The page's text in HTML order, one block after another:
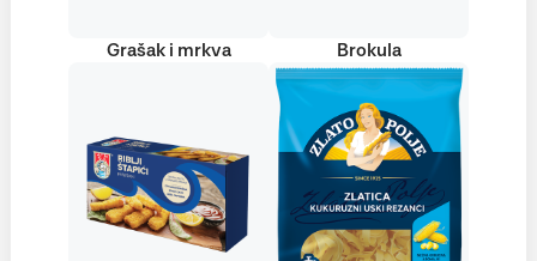
Grašak i mrkva Brokula